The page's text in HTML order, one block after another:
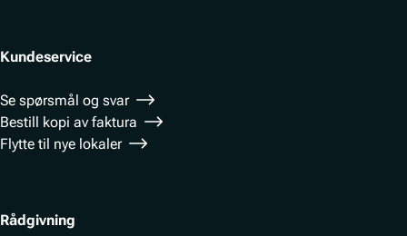
Kundeservice
Se spørsmål og svar
Bestill kopi av faktura
Flytte til nye lokaler
Rådgivning